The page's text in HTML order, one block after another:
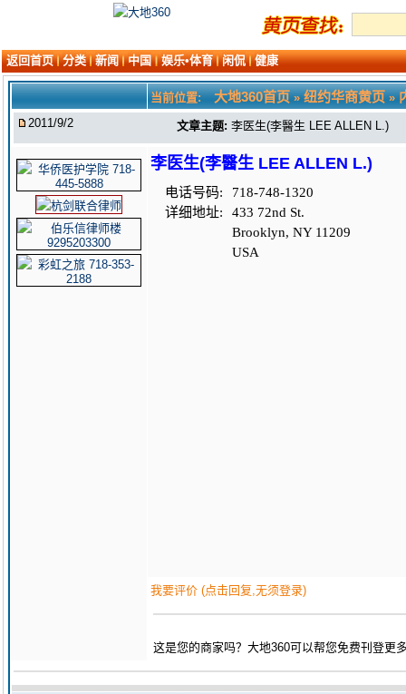
返回首页 分类 新闻 中国 娱乐•体育 闲侃 健康
当前位置: 大地360首页»纽约华商黄页»
2011/9/2 文章主题: 李医生(李醫生 LEE ALLEN L.)
李医生(李醫生 LEE ALLEN L.)
电话号码:
详细地址:
718-748-1320
433 72nd St.
Brooklyn, NY 11209
USA
我要评价 (点击回复,无须登录)
这是您的商家吗？大地360可以帮您免费刊登更